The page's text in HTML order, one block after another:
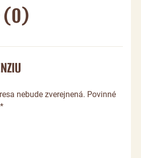
(0)
nebude zverejnená. Povinné